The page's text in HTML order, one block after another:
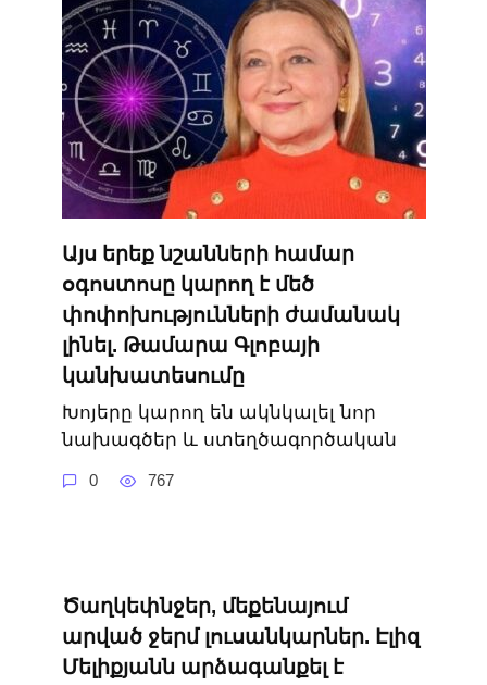
Այս երեք նշանների համար
օգոստոսը կարող է մեծ
փոփոխությունների ժամանակ
լինել. Թամարա Գլոբայի
կանխատեսումը
Խոյերը կարող են ակնկալել նոր
նախագծեր և ստեղծագործական
0 767
Ծաղկեփնջեր, մեքենայում
արված ջերմ լուսանկարներ. Էլիզ
Մելիքյանն արձագանքել է